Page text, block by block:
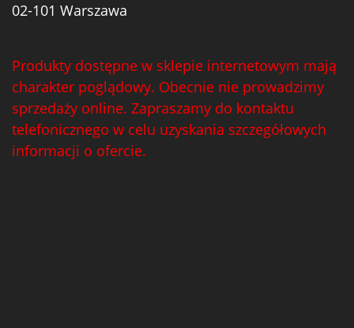
02-101 Warszawa
Produkty dostępne w sklepie internetowym mają
charakter poglądowy. Obecnie nie prowadzimy
sprzedaży online. Zapraszamy do kontaktu
telefonicznego w celu uzyskania szczegółowych
informacji o ofercie.